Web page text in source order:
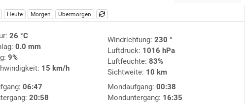
Heute Morgen Übermorgen
26 °C
0.0 mm
9%
15 km/h
Windrichtung: 230 °
Luftdruck: 1016 hPa
Luftfeuchte: 83%
Sichtweite: 10 km
06:47
20:58
Mondaufgang: 00:38
Monduntergang: 16:35